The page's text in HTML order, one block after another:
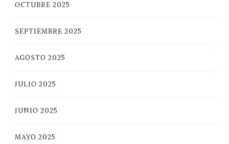
OCTUBRE 2025
SEPTIEMBRE 2025
AGOSTO 2025
JULIO 2025
JUNIO 2025
MAYO 2025